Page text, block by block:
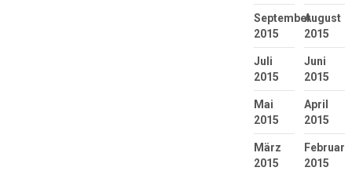
September
2015
August
2015
Juli
2015
Juni
2015
Mai
2015
April
2015
März
2015
Februar
2015